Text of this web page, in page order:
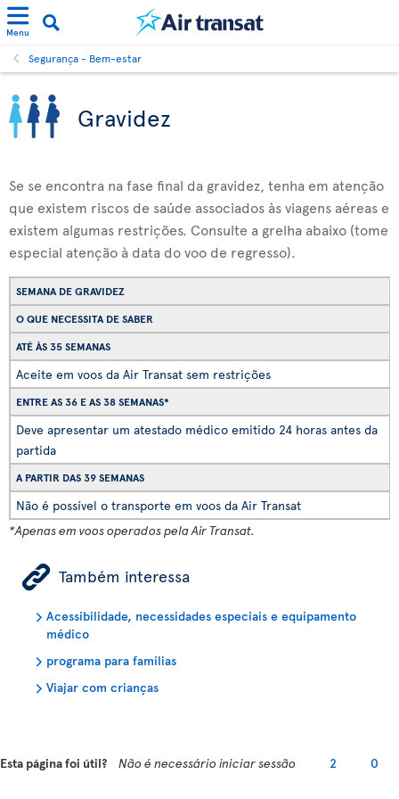
Menu
Segurança - Bem-estar
Gravidez
Se se encontra na fase final da gravidez, tenha em atenção
que existem riscos de saúde associados às viagens aéreas e
existem algumas restrições. Consulte a grelha abaixo (tome
especial atenção à data do voo de regresso).
SEMANA DE GRAVIDEZ
O QUE NECESSITA DE SABER
ATÉ ÀS 35 SEMANAS
Aceite em voos da Air Transat sem restrições
ENTRE AS 36 E AS 38 SEMANAS*
Deve apresentar um atestado médico emitido 24 horas antes da
partida
A PARTIR DAS 39 SEMANAS
Não é possível o transporte em voos da Air Transat
*Apenas em voos operados pela Air Transat.
ÿ Também interessa
Acessibilidade, necessidades especiais e equipamento
médico
programa para famílias
Viajar com crianças
Esta página foi útil? Não é necessário iniciar sessão 2 0